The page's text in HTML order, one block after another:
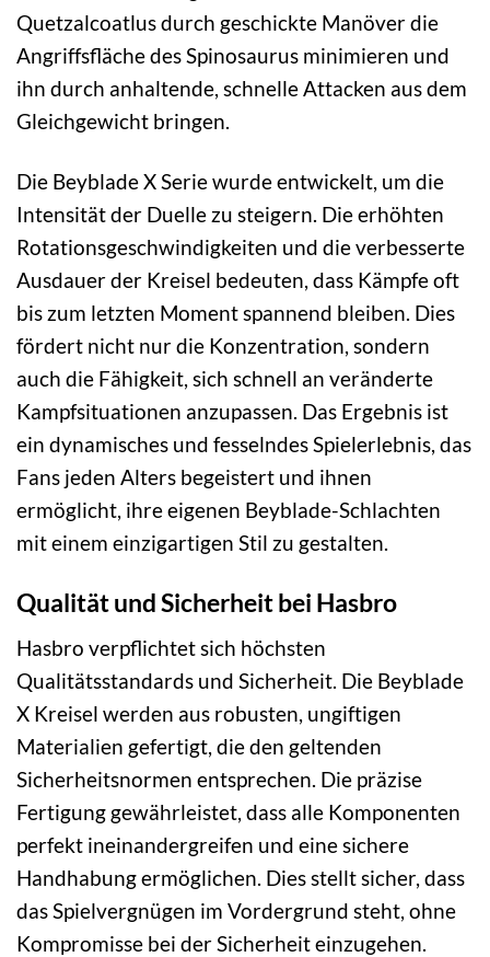
Quetzalcoatlus durch geschickte Manöver die
Angriffsfläche des Spinosaurus minimieren und
ihn durch anhaltende, schnelle Attacken aus dem
Gleichgewicht bringen.
Die Beyblade X Serie wurde entwickelt, um die
Intensität der Duelle zu steigern. Die erhöhten
Rotationsgeschwindigkeiten und die verbesserte
Ausdauer der Kreisel bedeuten, dass Kämpfe oft
bis zum letzten Moment spannend bleiben. Dies
fördert nicht nur die Konzentration, sondern
auch die Fähigkeit, sich schnell an veränderte
Kampfsituationen anzupassen. Das Ergebnis ist
ein dynamisches und fesselndes Spielerlebnis, das
Fans jeden Alters begeistert und ihnen
ermöglicht, ihre eigenen Beyblade-Schlachten
mit einem einzigartigen Stil zu gestalten.
Qualität und Sicherheit bei Hasbro
Hasbro verpflichtet sich höchsten
Qualitätsstandards und Sicherheit. Die Beyblade
X Kreisel werden aus robusten, ungiftigen
Materialien gefertigt, die den geltenden
Sicherheitsnormen entsprechen. Die präzise
Fertigung gewährleistet, dass alle Komponenten
perfekt ineinandergreifen und eine sichere
Handhabung ermöglichen. Dies stellt sicher, dass
das Spielvergnügen im Vordergrund steht, ohne
Kompromisse bei der Sicherheit einzugehen.